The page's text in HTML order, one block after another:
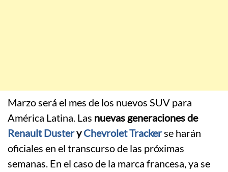
Marzo será el mes de los nuevos SUV para
América Latina. Las nuevas generaciones de
Renault DusteryChevrolet Trackerse harán
oficiales en el transcurso de las próximas
semanas. En el caso de la marca francesa, ya se